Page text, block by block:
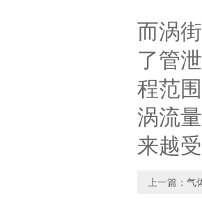
而涡
了管
程范
涡流
来越
上一篇： 气